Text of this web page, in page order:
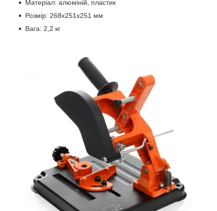
Матеріал: алюміній, пластик
Розмір: 268x251x251 мм
Вага: 2,2 кг